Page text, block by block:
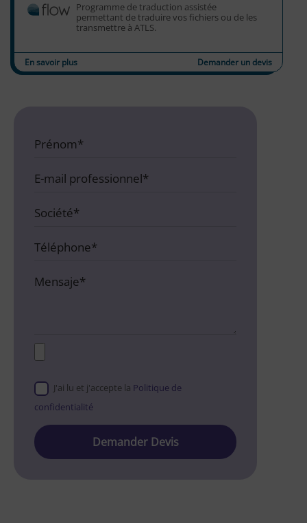
Programme de traduction assistée
permettant de traduire vos fichiers ou de les
transmettre à ATLS.
En savoir plus Demander un devis
J'ai lu et j'accepte la Politique de
confidentialité
Please
leave
this